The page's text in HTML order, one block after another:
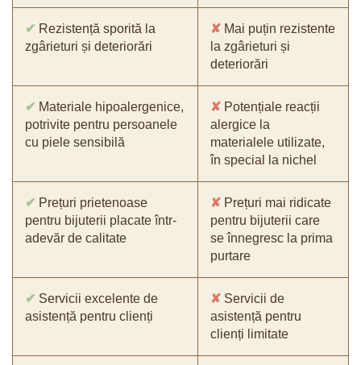
✔ Rezistență sporită la
zgârieturi și deteriorări
✘ Mai puțin rezistente
la zgârieturi și
deteriorări
✔ Materiale hipoalergenice,
potrivite pentru persoanele
cu piele sensibilă
✘ Potențiale reacții
alergice la
materialele utilizate,
în special la nichel
✔ Prețuri prietenoase
pentru bijuterii placate într-
adevăr de calitate
✘ Prețuri mai ridicate
pentru bijuterii care
se înnegresc la prima
purtare
✔ Servicii excelente de
asistență pentru clienți
✘ Servicii de
asistență pentru
clienți limitate